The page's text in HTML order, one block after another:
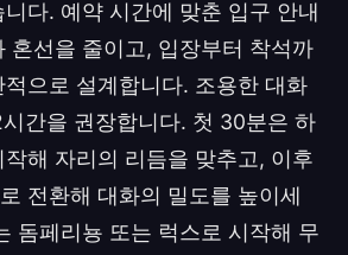
다. 예약 시간에 맞춘 입구 안내
혼선을 줄이고, 입장부터 착석까
으로 설계합니다. 조용한 대화
간을 권장합니다. 첫 30분은 하
해 자리의 리듬을 맞추고, 이후
전환해 대화의 밀도를 높이세
돔페리뇽 또는 럭스로 시작해 무